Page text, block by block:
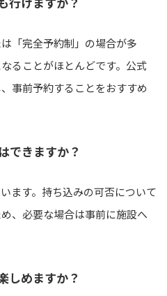
「完全予約制」の場合が多
ることがほとんどです。公式
事前予約することをおすすめ
できますか？
ます。持ち込みの可否について
、必要な場合は事前に施設へ
しめますか？